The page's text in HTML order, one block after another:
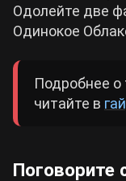
Одолейте две
Одинокое
Подробнее о
читайте в
Поговорите